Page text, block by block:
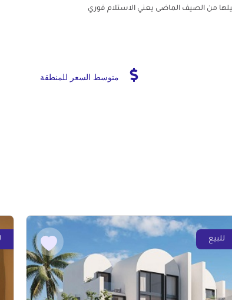
من الصيف الماضى يعني الاستلام فوري
متوسط السعر للمنطقة
للبيع